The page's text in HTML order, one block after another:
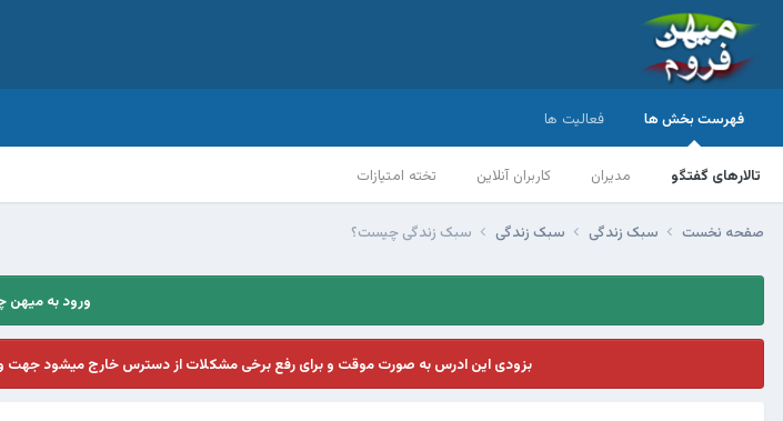
فهرست بخش ها
تالارهای گفتگو مدیران کاربران آنلاین تخته امتیازات
فعالیت ها
صفحه نخست سبک زندگی سبک زندگی سبک زندگی چیست؟
ورود به میهن
بزودی این ادرس به صورت موقت و برای رفع برخی مشکلات از دسترس خارج میشود